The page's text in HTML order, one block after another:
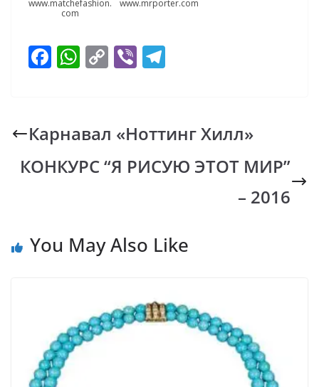
www.matchefashion.
com
www.mrporter.com
F
b
o
o
W
s
A
p
C
y
Li
n
Vi
gr
a
m
Карнавал «Ноттинг Хилл»
КОНКУРС “Я РИСУЮ ЭТОТ МИР”
– 2016
You May Also Like